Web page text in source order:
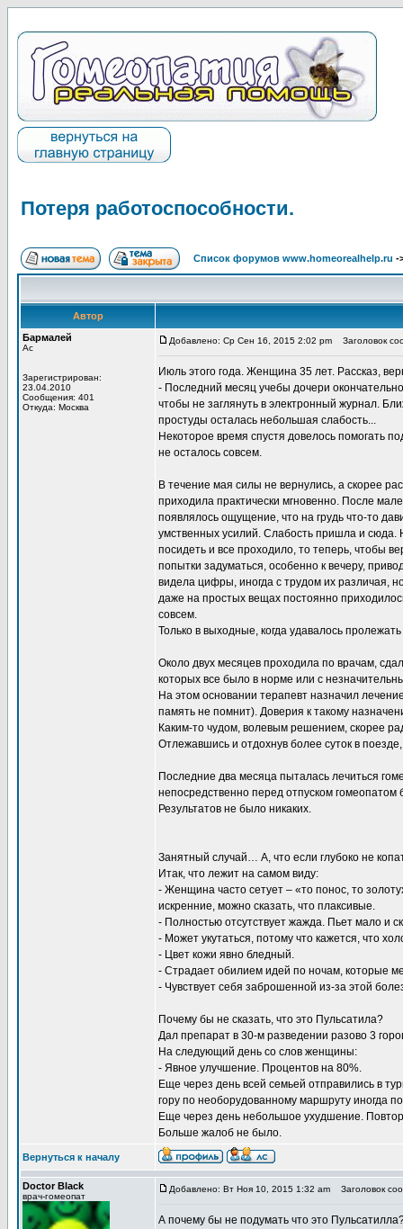
Потеря работоспособности.
Список форумов www.homeorealhelp.ru -
Автор
Бармалей
Ас
Зарегистрирован:
23.04.2010
Сообщения: 401
Откуда: Москва
Добавлено: Ср Сен 16, 2015 2:02 pm Заголовок
Июль этого года. Женщина 35 лет. Рассказ,
- Последний месяц учебы дочери
чтобы не заглянуть в электронный журнал.
простуды осталась небольшая слабость...
Некоторое время спустя довелось помогать
не осталось совсем.
В течение мая силы не вернулись, а скорее
приходила практически мгновенно. После
появлялось ощущение, что на грудь что-то
умственных усилий. Слабость пришла и сюда.
посидеть и все проходило, то теперь, чтобы
попытки задуматься, особенно к вечеру,
видела цифры, иногда с трудом их различая,
даже на простых вещах постоянно
совсем.
Только в выходные, когда удавалось
Около двух месяцев проходила по врачам,
которых все было в норме или с
На этом основании терапевт назначил
память не помнит). Доверия к такому
Каким-то чудом, волевым решением, скорее
Отлежавшись и отдохнув более суток в
Последние два месяца пыталась лечиться
непосредственно перед отпуском
Результатов не было никаких.
Занятный случай… А, что если глубоко не
Итак, что лежит на самом виду:
- Женщина часто сетует – «то понос, то
искренние, можно сказать, что плаксивые.
- Полностью отсутствует жажда. Пьет мало и
- Может укутаться, потому что кажется, что
- Цвет кожи явно бледный.
- Страдает обилием идей по ночам, которые
- Чувствует себя заброшенной из-за этой
Почему бы не сказать, что это Пульсатила?
Дал препарат в 30-м разведении разово 3
На следующий день со слов женщины:
- Явное улучшение. Процентов на 80%.
Еще через день всей семьей отправились в
гору по необорудованному маршруту иногда
Еще через день небольшое ухудшение.
Больше жалоб не было.
Вернуться к началу
Doctor Black
врач-гомеопат
Добавлено: Вт Ноя 10, 2015 1:32 am Заголовок
А почему бы не подумать что это